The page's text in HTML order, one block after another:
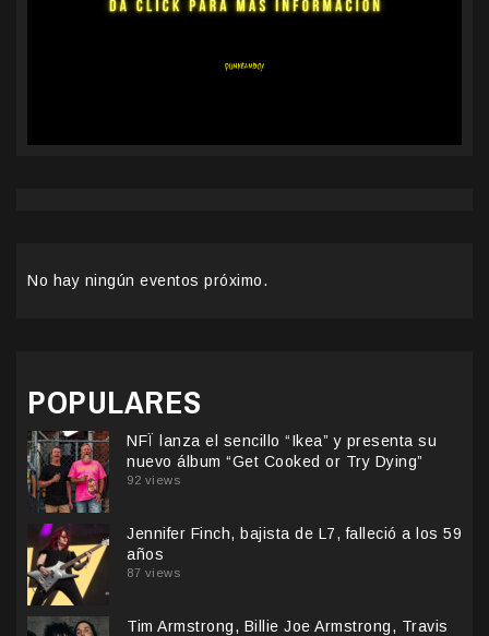
No hay ningún eventos próximo.
POPULARES
NFÏ lanza el sencillo “Ikea” y presenta su
nuevo álbum “Get Cooked or Try Dying”
92 views
Jennifer Finch, bajista de L7, falleció a los 59
años
87 views
Tim Armstrong, Billie Joe Armstrong, Travis